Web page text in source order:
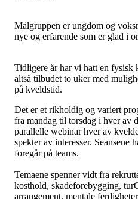
Målgruppen er ungdom og
nye og erfarende som er glad i
Tidligere år har vi hatt en fysisk
altså tilbudet to uker med
på kveldstid.
Det er et rikholdig og variert
fra mandag til torsdag i hver
parallelle webinar hver av
spekter av interesser. Seansene
foregår på teams.
Temaene spenner vidt fra
kosthold, skadeforebygging,
arrangement, mentale